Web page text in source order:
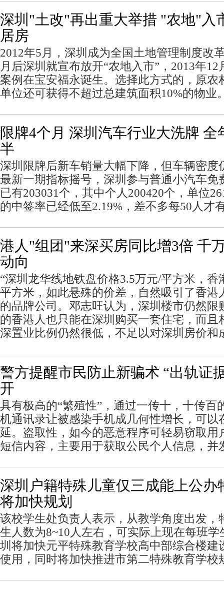
深圳"土改"再出重大举措 "农地"入
居房
2012年5月，深圳成为全国土地管理制度改
月后深圳就宣布放开“农地入市”，2013年12
案例在宝安福永诞生。选择此方式的，原农
单位还可获得不超过总建筑面积10%的物业
限牌4个月 深圳汽车行业大洗牌 全
半
深圳限牌后新车销量大幅下降，但车辆密度
最新一期指标摇号，深圳参与普通小汽车免
已有203031个，其中个人200420个，单位
的中签率已经低至2.19%，差不多每50人才
港人"组团"来深买房同比增3倍 千
动向
“深圳龙华线地铁盘价格3.5万元/平方米，香
平方米，如此悬殊的价差，自然吸引了香港
的品牌公司。邓志旺认为，深圳楼市仍然限
的香港人也只能在深圳购买一套住宅，而且
深置业比例仍然很低，不足以对深圳房价和
警方提醒市民防止新骗术 “出轨证
开
具有极高的“繁殖性”，通过一传十，十传百
机通讯录让被感染手机成几何性增长，可以
延。盗取性，如今的恶意程序可轻易窃取用
短信内容，主要用于获取公民个人信息，并
深圳户籍特殊儿童仅三成能上公办
将加快规划
该校学生处负责人表示，从教学角度出发，
生人数为8~10人左右，可实际上现在每班
圳将加快元平特殊教育学校高中部综合楼建
使用，同时将加快推进市第二特殊教育学校